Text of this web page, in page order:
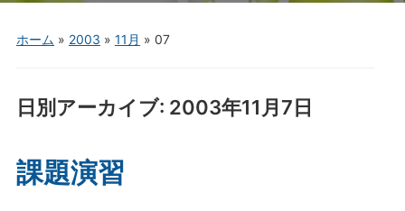
menu
ホーム » 2003 » 11月 » 07
日別アーカイブ: 2003年11月7日
課題演習